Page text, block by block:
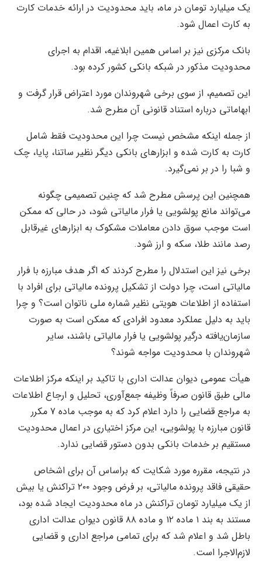
یک میلیارد تومان در ماه، باید محدودیت در ارائه خدمات کارت
به کارت اعمال شود.
بانک مرکزی نیز بر اساس همین ابلاغیه، اقدام به اجرای
محدودیت مذکور در شبکه بانکی کشور کرده بود.
این تصمیم، از سوی برخی شهروندان مورد اعتراض قرار گرفت و
ابهاماتی درباره استناد قانونی آن مطرح شد.
از جمله اینکه مشخص نیست چرا این محدودیت فقط شامل
کارت به کارت شده و ابزارهای بانکی دیگر نظیر ساتنا، پایا، چک
و شبا را در بر نمی‌گیرد.
همچنین این پرسش مطرح شد که چنین تصمیمی چگونه
می‌تواند مانع پولشویی یا فرار مالیاتی شود، در حالی که ممکن
است موجب سوق دادن معاملات مشکوک به ابزارهای غیرقابل
رصد مانند طلا، سکه و ارز شود.
برخی نیز این استدلال را مطرح کردند که اگر هدف مبارزه با فرار
مالیاتی است، چرا دولت از تشکیل پرونده مالیاتی برای افراد با
استفاده از اطلاعات هویتی نظیر شماره ملی ناتوان است؟ و چرا
باید به دلیل عملکرد معدود افرادی که ممکن است به صورت
سازمان‌یافته درگیر پولشویی یا فرار مالیاتی باشند، سایر
شهروندان با محدودیت مواجه شوند؟
هیأت عمومی دیوان عدالت اداری با تاکید بر اینکه مرکز اطلاعات
مالی طبق قانون صرفاً وظیفه جمع‌آوری، تحلیل و ارجاع اطلاعات
به مراجع قضایی را دارد اعلام کرد که به موجب ماده 7 مکرر
قانون مبارزه با پولشویی، این مرکز اختیاری در اعمال محدودیت
مستقیم بر خدمات بانکی بدون دستور قضایی ندارد.
در نتیجه، مقرره مورد شکایت که براساس آن برای اشخاص
حقیقی فاقد پرونده مالیاتی، بر فرض وجود ۲۰۰ تراکنش یا بیش
از یک میلیارد تومان تراکنش در ماه محدودیت ایجاد شده بود،
مستند به بند ۱ ماده ۱۲ و ماده ۸۸ قانون دیوان عدالت اداری
باطل شد و اعلام شد که برای تمامی مراجع اداری و قضایی
لازم‌الاجرا است.